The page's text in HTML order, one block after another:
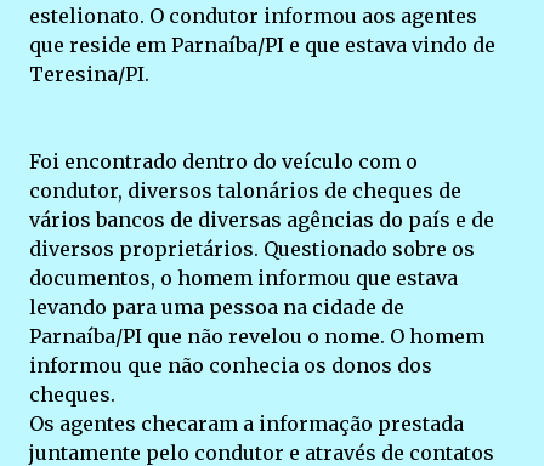
estelionato. O condutor informou aos agentes
que reside em Parnaíba/PI e que estava vindo de
Teresina/PI.
Foi encontrado dentro do veículo com o
condutor, diversos talonários de cheques de
vários bancos de diversas agências do país e de
diversos proprietários. Questionado sobre os
documentos, o homem informou que estava
levando para uma pessoa na cidade de
Parnaíba/PI que não revelou o nome. O homem
informou que não conhecia os donos dos
cheques.
Os agentes checaram a informação prestada
juntamente pelo condutor e através de contatos